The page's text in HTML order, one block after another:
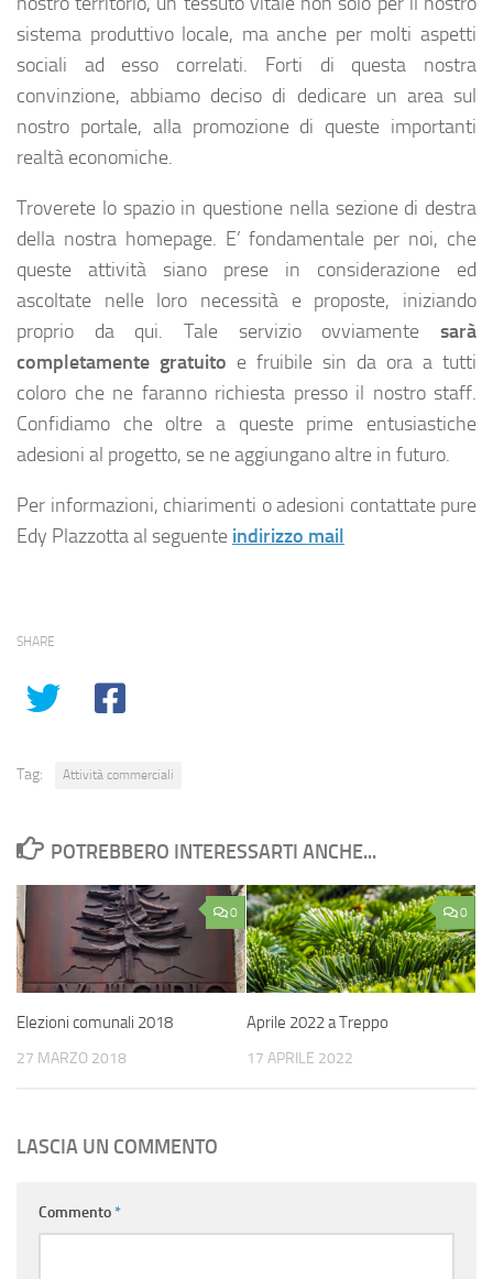
sistema produttivo locale, ma anche per molti aspetti
sociali ad esso correlati. Forti di questa nostra
convinzione, abbiamo deciso di dedicare un area sul
nostro portale, alla promozione di queste importanti
realtà economiche.
Troverete lo spazio in questione nella sezione di destra
della nostra homepage. E’ fondamentale per noi, che
queste attività siano prese in considerazione ed
ascoltate nelle loro necessità e proposte, iniziando
proprio da qui. Tale servizio ovviamente sarà
completamente gratuito e fruibile sin da ora a tutti
coloro che ne faranno richiesta presso il nostro staff.
Confidiamo che oltre a queste prime entusiastiche
adesioni al progetto, se ne aggiungano altre in futuro.
Per informazioni, chiarimenti o adesioni contattate pure
Edy Plazzotta al seguente indirizzo mail
SHARE
Tag: Attività commerciali
POTREBBERO INTERESSARTI ANCHE...
0
Elezioni comunali 2018
27 MARZO 2018
0
Aprile 2022 a Treppo
17 APRILE 2022
LASCIA UN COMMENTO
Commento*